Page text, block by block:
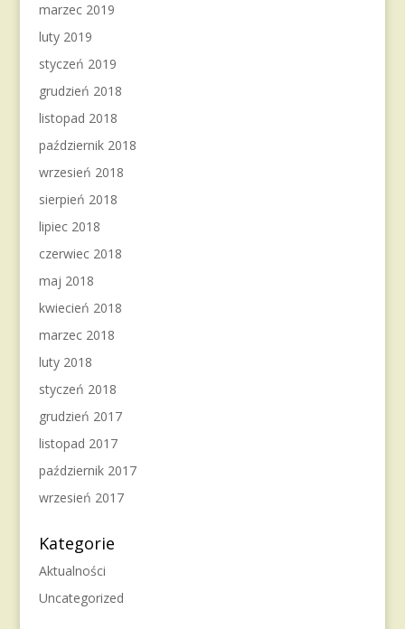
marzec 2019
luty 2019
styczeń 2019
grudzień 2018
listopad 2018
październik 2018
wrzesień 2018
sierpień 2018
lipiec 2018
czerwiec 2018
maj 2018
kwiecień 2018
marzec 2018
luty 2018
styczeń 2018
grudzień 2017
listopad 2017
październik 2017
wrzesień 2017
Kategorie
Aktualności
Uncategorized